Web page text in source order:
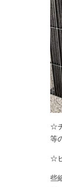
☆
等
☆
些